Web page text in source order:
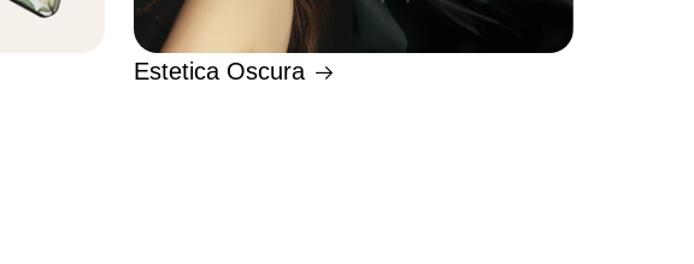
Estetica Oscura